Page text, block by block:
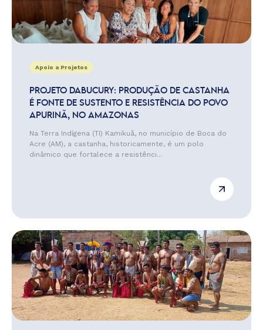
Apoio a Projetos
PROJETO DABUCURY: PRODUÇÃO DE CASTANHA
É FONTE DE SUSTENTO E RESISTÊNCIA DO POVO
APURINÃ, NO AMAZONAS
Na Terra Indígena (TI) Kamikuã, no município de Boca do
Acre (AM), a castanha, historicamente, é um polo
dinâmico que fortalece a resistênci...